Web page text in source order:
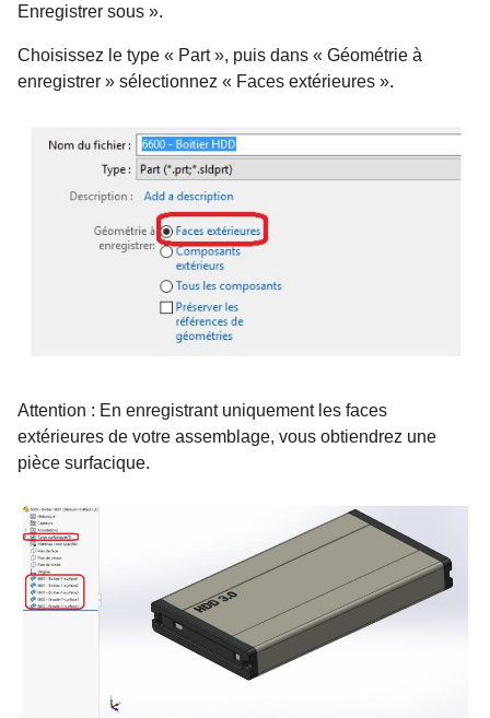
Enregistrer sous ».
Choisissez le type « Part », puis dans « Géométrie à
enregistrer » sélectionnez « Faces extérieures ».
Attention : En enregistrant uniquement les faces
extérieures de votre assemblage, vous obtiendrez une
pièce surfacique.